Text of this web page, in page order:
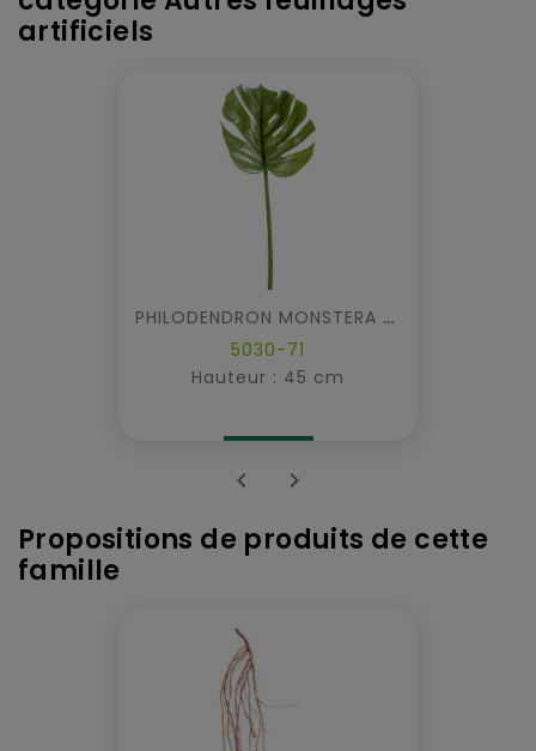
artificiels
PHILODENDRON MONSTERA TIGE
5030-71
Hauteur : 45 cm
 
Propositions de produits de cette
famille